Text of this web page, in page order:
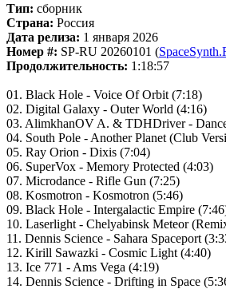
Тип: сборник
Страна: Россия
Дата релиза: 1 января 2026
Номер #: SP-RU 20260101 (
Продолжительность: 1:18:57
01. Black Hole - Voice Of Orbit (7:18)
02. Digital Galaxy - Outer World (4:16)
03. AlimkhanOV A. & TDHDriver -
04. South Pole - Another Planet (Club
05. Ray Orion - Dixis (7:04)
06. SuperVox - Memory Protected (4:03)
07. Microdance - Rifle Gun (7:25)
08. Kosmotron - Kosmotron (5:46)
09. Black Hole - Intergalactic Empire
10. Laserlight - Chelyabinsk Meteor
11. Dennis Science - Sahara Spaceport
12. Kirill Sawazki - Cosmic Light (4:40)
13. Ice 771 - Ams Vega (4:19)
14. Dennis Science - Drifting in Space